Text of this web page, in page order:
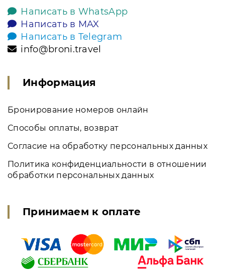
Написать в WhatsApp
Написать в MAX
Написать в Telegram
info@broni.travel
Информация
Бронирование номеров онлайн
Способы оплаты, возврат
Согласие на обработку персональных данных
Политика конфиденциальности в отношении
обработки персональных данных
Принимаем к оплате